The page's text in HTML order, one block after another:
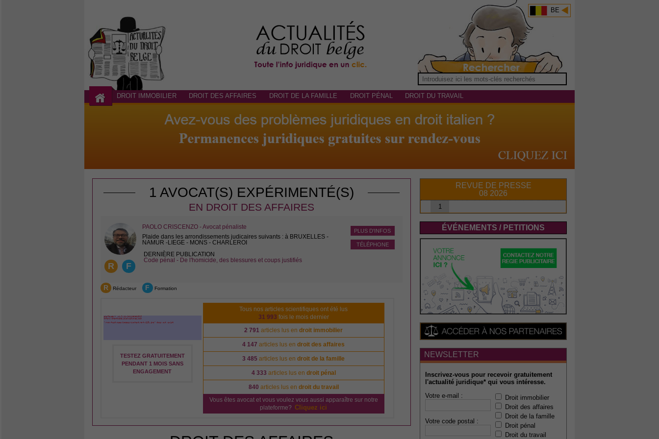
BE
DROIT IMMOBILIER DROIT DES AFFAIRES DROIT DE LA FAMILLE DROIT PÉNAL DROIT DU TRAVAIL
1 AVOCAT(S) EXPÉRIMENTÉ(S)
EN DROIT DES AFFAIRES
R F
PLUS D'INFOS
TÉLÉPHONE
PAOLO CRISCENZO - Avocat pénaliste
Plaide dans les arrondissements judicaires suivants : à BRUXELLES -
NAMUR -LIEGE - MONS - CHARLEROI
DERNIÈRE PUBLICATION
Code pénal - De l'homicide, des blessures et coups justifiés
R Rédacteur F Formation
TESTEZ GRATUITEMENT
PENDANT 1 MOIS SANS
ENGAGEMENT
Tous nos articles scientifiques ont été lus
31 993 fois le mois dernier
2 791 articles lus endroit immobilier
4 147 articles lus endroit des affaires
3 485 articles lus endroit de la famille
4 333 articles lus en droit pénal
840 articles lus en droit du travail
Vous êtes avocat et vous voulez vous aussi apparaître sur notre
plateforme? Cliquez ici
REVUE DE PRESSE
08 2026
1
ÉVÉNEMENTS / PETITIONS
NEWSLETTER
Inscrivez-vous pour recevoir gratuitement
l'actualité juridique* qui vous intéresse.
Votre e-mail :
Votre code postal :
Droit immobilier
Droit des affaires
Droit de la famille
Droit pénal
Droit du travail